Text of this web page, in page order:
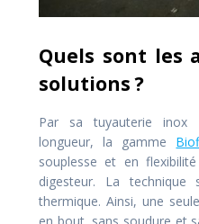
Quels sont les
solutions ?
Par sa tuyauterie inox
longueur, la gamme
souplesse et en
digesteur. La technique
thermique. Ainsi, une